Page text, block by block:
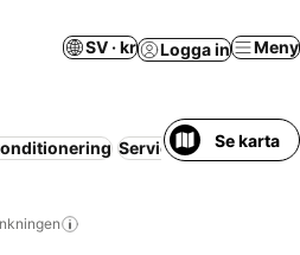
SV · kr Logga in Meny
Servicelägenhet Helt
Se karta